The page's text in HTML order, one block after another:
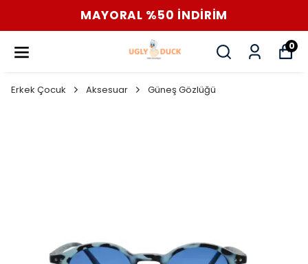
MAYORAL %50 İNDİRİM
0
Erkek Çocuk Aksesuar Güneş Gözlüğü